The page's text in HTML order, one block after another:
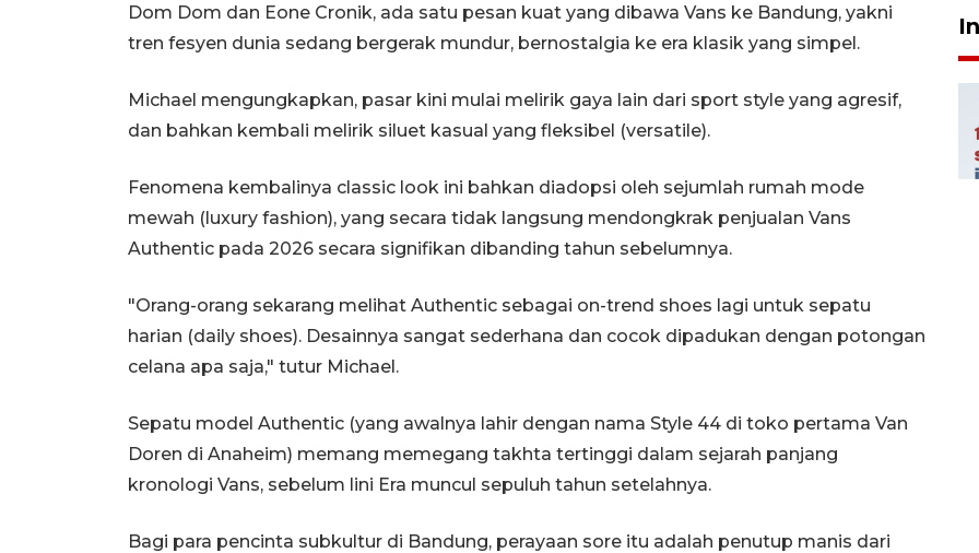
Dom Dom dan Eone Cronik, ada satu pesan kuat yang dibawa Vans ke Bandung, yakni
tren fesyen dunia sedang bergerak mundur, bernostalgia ke era klasik yang simpel.
Michael mengungkapkan, pasar kini mulai melirik gaya lain dari sport style yang agresif,
dan bahkan kembali melirik siluet kasual yang fleksibel (versatile).
Fenomena kembalinya classic look ini bahkan diadopsi oleh sejumlah rumah mode
mewah (luxury fashion), yang secara tidak langsung mendongkrak penjualan Vans
Authentic pada 2026 secara signifikan dibanding tahun sebelumnya.
"Orang-orang sekarang melihat Authentic sebagai on-trend shoes lagi untuk sepatu
harian (daily shoes). Desainnya sangat sederhana dan cocok dipadukan dengan potongan
celana apa saja," tutur Michael.
Sepatu model Authentic (yang awalnya lahir dengan nama Style 44 di toko pertama Van
Doren di Anaheim) memang memegang takhta tertinggi dalam sejarah panjang
kronologi Vans, sebelum lini Era muncul sepuluh tahun setelahnya.
Bagi para pencinta subkultur di Bandung, perayaan sore itu adalah penutup manis dari